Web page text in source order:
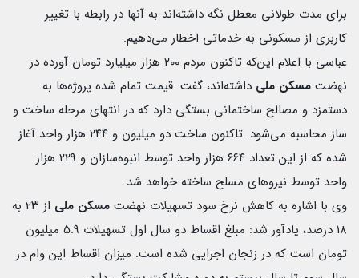
برای مدت طولانی معطل نگه داشته‌اند به آنها در رابطه با تغییر
کاربری از مسکونی به خدماتی اخطار می‌دهیم.
عباسی با اعلام این‌که تاکنون مردم ۲۰۰ هزار میلیارد تومان آورده در
نهضت مسکن ملی داشته‌اند، گفت: قیمت تمام شده‌ پروژه‌ها به
دستمزد و مصالح ساختمانی بستگی دارد که در انتهای مرحله ساخت و
ساز محاسبه می‌شود. تاکنون ساخت دو میلیون و ۲۴۴ هزار واحد آغاز
شده که از این تعداد ۶۶۴ هزار واحد توسط انبوه‌سازان و ۲۲۹ هزار
واحد توسط نیروهای مسلح ساخته خواهد شد.
وی با اشاره به کاهش نرخ سود تسهیلات نهضت مسکن ملی
از ۲۳ به
۱۸ درصد، یادآور شد: مبلغ اقساط دو سال اول تسهیلات ۵.۹ میلیون
تومان است که در زنجان اجرایی شده است. میزان اقساط این وام در